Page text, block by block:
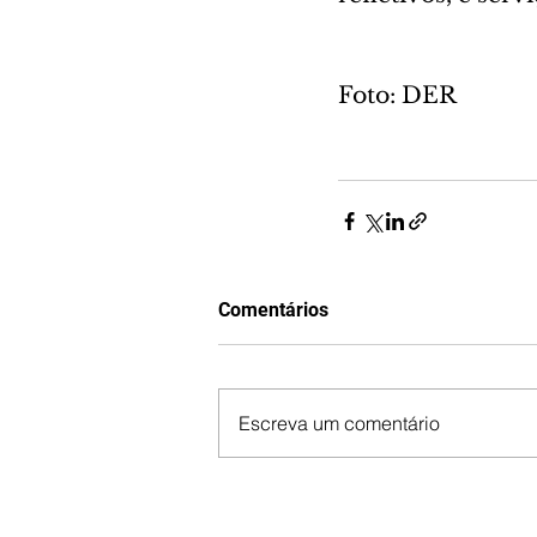
Foto: DER
Comentários
Escreva um comentário